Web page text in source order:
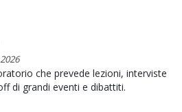
che prevede lezioni, interviste
di grandi eventi e dibattiti.